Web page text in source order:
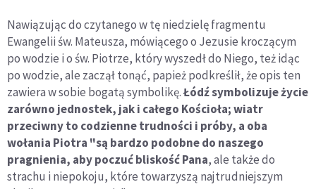
Nawiązując do czytanego w tę niedzielę fragmentu
Ewangelii św. Mateusza, mówiącego o Jezusie kroczącym
po wodzie i o św. Piotrze, który wyszedł do Niego, też idąc
po wodzie, ale zaczął tonąć, papież podkreślił, że opis ten
zawiera w sobie bogatą symbolikę.Łódź symbolizuje życie
zarówno jednostek, jak i całego Kościoła; wiatr
przeciwny to codzienne trudności i próby, a oba
wołania Piotra "są bardzo podobne do naszego
pragnienia, aby poczuć bliskość Pana, ale także do
strachu i niepokoju, które towarzyszą najtrudniejszym